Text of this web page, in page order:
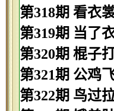
第318期 看衣
第319期 当了
第320期 棍子
第321期 公鸡
第322期 鸟过